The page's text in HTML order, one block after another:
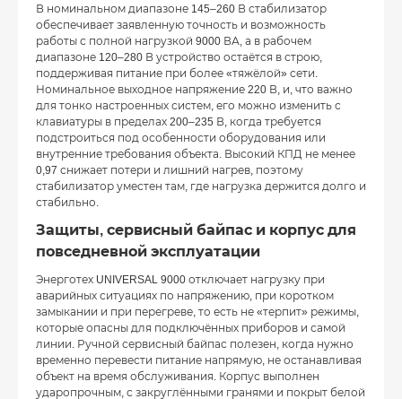
В номинальном диапазоне 145–260 В стабилизатор
обеспечивает заявленную точность и возможность
работы с полной нагрузкой 9000 ВА, а в рабочем
диапазоне 120–280 В устройство остаётся в строю,
поддерживая питание при более «тяжёлой» сети.
Номинальное выходное напряжение 220 В, и, что важно
для тонко настроенных систем, его можно изменить с
клавиатуры в пределах 200–235 В, когда требуется
подстроиться под особенности оборудования или
внутренние требования объекта. Высокий КПД не менее
0,97 снижает потери и лишний нагрев, поэтому
стабилизатор уместен там, где нагрузка держится долго и
стабильно.
Защиты, сервисный байпас и корпус для
повседневной эксплуатации
Энерготех UNIVERSAL 9000 отключает нагрузку при
аварийных ситуациях по напряжению, при коротком
замыкании и при перегреве, то есть не «терпит» режимы,
которые опасны для подключённых приборов и самой
линии. Ручной сервисный байпас полезен, когда нужно
временно перевести питание напрямую, не останавливая
объект на время обслуживания. Корпус выполнен
ударопрочным, с закруглёнными гранями и покрыт белой